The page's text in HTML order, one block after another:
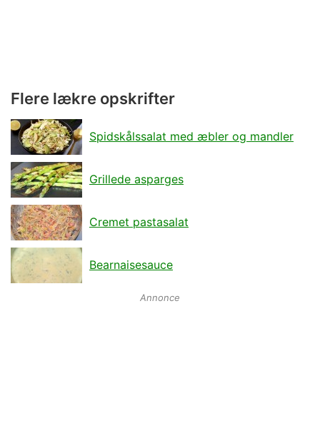
Flere lækre opskrifter
Spidskålssalat med æbler og mandler
Grillede asparges
Cremet pastasalat
Bearnaisesauce
Annonce